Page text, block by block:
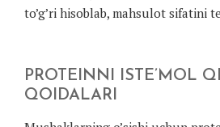
to’g’ri hisoblab, mahsulot sifatini
PROTEINNI ISTE’MOL
QOIDALARI